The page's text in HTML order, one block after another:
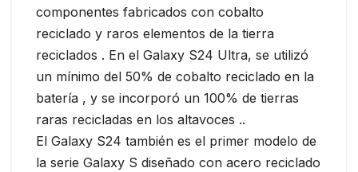
componentes fabricados con cobalto
reciclado y raros elementos de la tierra
reciclados . En el Galaxy S24 Ultra, se utilizó
un mínimo del 50% de cobalto reciclado en la
batería , y se incorporó un 100% de tierras
raras recicladas en los altavoces ..
El Galaxy S24 también es el primer modelo de
la serie Galaxy S diseñado con acero reciclado